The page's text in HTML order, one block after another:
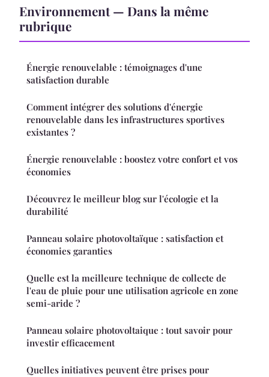
Environnement — Dans la même
rubrique
Énergie renouvelable : témoignages d'une
satisfaction durable
Comment intégrer des solutions d'énergie
renouvelable dans les infrastructures sportives
existantes ?
Énergie renouvelable : boostez votre confort et vos
économies
Découvrez le meilleur blog sur l'écologie et la
durabilité
Panneau solaire photovoltaïque : satisfaction et
économies garanties
Quelle est la meilleure technique de collecte de
l'eau de pluie pour une utilisation agricole en zone
semi-aride ?
Panneau solaire photovoltaique : tout savoir pour
investir efficacement
Quelles initiatives peuvent être prises pour